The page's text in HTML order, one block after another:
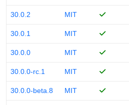
30.0.2 MIT
30.0.1 MIT
30.0.0 MIT
30.0.0-rc.1 MIT
30.0.0-beta.8 MIT